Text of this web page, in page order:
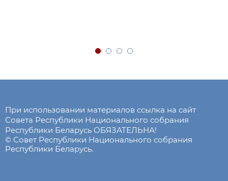
При использовании материалов ссылка на сайт
Совета Республики Национального собрания
Республики Беларусь ОБЯЗАТЕЛЬНА!
© Совет Республики Национального собрания
Республики Беларусь.